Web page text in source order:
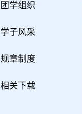
团学组织
学子风采
规章制度
相关下载